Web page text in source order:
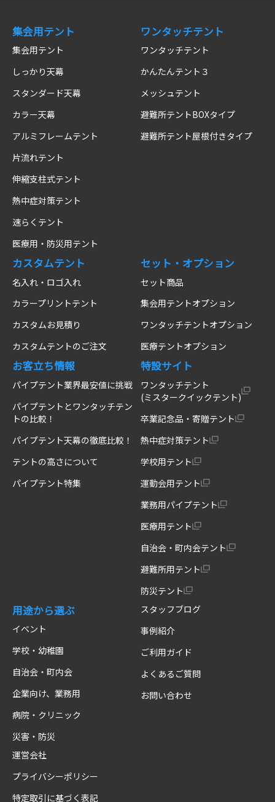
集会用テント
集会用テント
しっかり天幕
スタンダード天幕
カラー天幕
アルミフレームテント
片流れテント
伸縮支柱式テント
熱中症対策テント
速らくテント
医療用・防災用テント
ワンタッチテント
ワンタッチテント
かんたんテント３
メッシュテント
避難所テントBOXタイプ
避難所テント屋根付きタイプ
カスタムテント
名入れ・ロゴ入れ
カラープリントテント
カスタムお見積り
カスタムテントのご注文
セット・オプション
セット商品
集会用テントオプション
ワンタッチテントオプション
医療テントオプション
お客立ち情報
パイプテント業界最安値に挑戦
パイプテントとワンタッチテン
トの比較！
パイプテント天幕の徹底比較！
テントの高さについて
パイプテント特集
特設サイト
ワンタッチテント
(ミスタークイックテント)
卒業記念品・寄贈テント
熱中症対策テント
学校用テント
運動会用テント
業務用パイプテント
医療用テント
自治会・町内会テント
避難所用テント
防災テント
用途から選ぶ
イベント
学校・幼稚園
自治会・町内会
企業向け、業務用
病院・クリニック
災害・防災
スタッフブログ
事例紹介
ご利用ガイド
よくあるご質問
お問い合わせ
運営会社
プライバシーポリシー
特定取引に基づく表記